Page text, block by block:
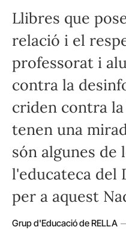
Llibres que
relació i el
professorat i
contra la
criden contra
tenen una
són algunes de
l'educateca del
per a aquest
Grup d'Educació de RELLA